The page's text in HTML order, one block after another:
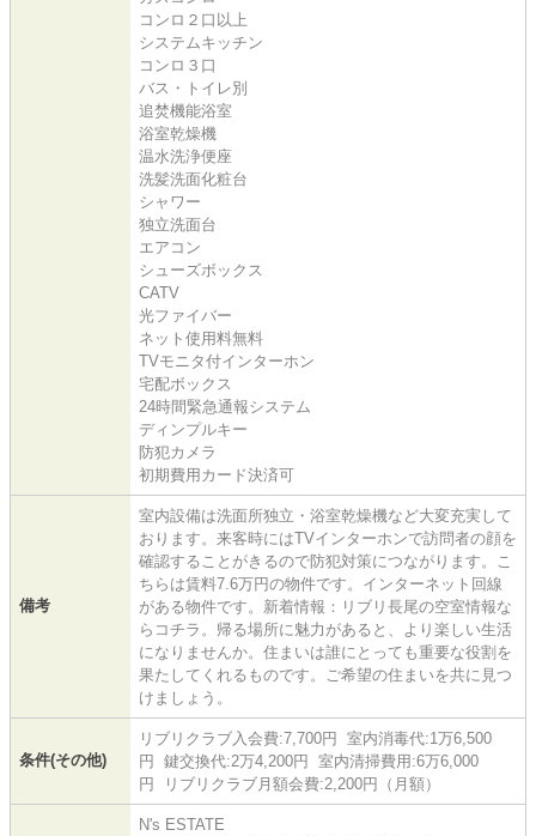
コンロ２口以上
システムキッチン
コンロ３口
バス・トイレ別
追焚機能浴室
浴室乾燥機
温水洗浄便座
洗髪洗面化粧台
シャワー
独立洗面台
エアコン
シューズボックス
CATV
光ファイバー
ネット使用料無料
TVモニタ付インターホン
宅配ボックス
24時間緊急通報システム
ディンプルキー
防犯カメラ
初期費用カード決済可
備考
室内設備は洗面所独立・浴室乾燥機など大変充実して
おります。来客時にはTVインターホンで訪問者の顔を
確認することがきるので防犯対策につながります。こ
ちらは賃料7.6万円の物件です。インターネット回線
がある物件です。新着情報：リブリ長尾の空室情報な
らコチラ。帰る場所に魅力があると、より楽しい生活
になりませんか。住まいは誰にとっても重要な役割を
果たしてくれるものです。ご希望の住まいを共に見つ
けましょう。
条件(その他)
リブリクラブ入会費:7,700円 室内消毒代:1万6,500
円 鍵交換代:2万4,200円 室内清掃費用:6万6,000
円 リブリクラブ月額会費:2,200円（月額）
N's ESTATE